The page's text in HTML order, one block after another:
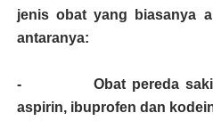
jenis obat yang biasanya
antaranya:
- Obat pereda sakit,
aspirin, ibuprofen dan